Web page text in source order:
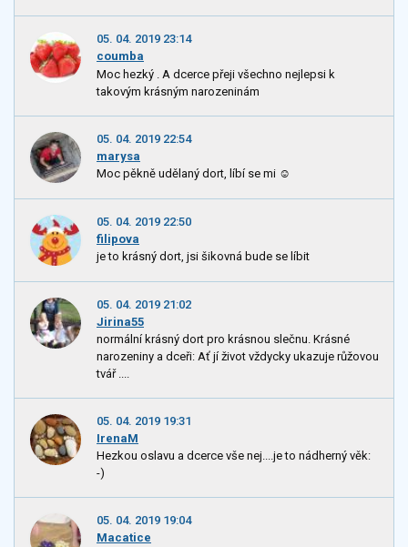
05. 04. 2019 23:14
coumba
Moc hezký . A dcerce přeji všechno nejlepsi k
takovým krásným narozeninám
05. 04. 2019 22:54
marysa
Moc pěkně udělaný dort, líbí se mi ☺
05. 04. 2019 22:50
filipova
je to krásný dort, jsi šikovná bude se líbit
05. 04. 2019 21:02
Jirina55
normální krásný dort pro krásnou slečnu. Krásné
narozeniny a dceři: Ať jí život vždycky ukazuje růžovou
tvář ....
05. 04. 2019 19:31
IrenaM
Hezkou oslavu a dcerce vše nej....je to nádherný věk:
-)
05. 04. 2019 19:04
Macatice